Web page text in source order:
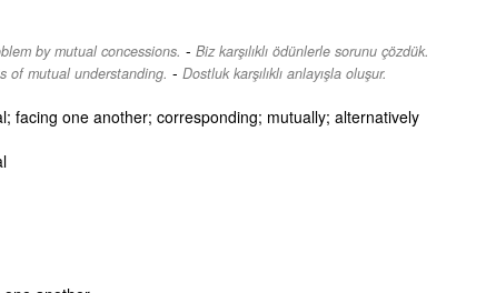
by mutual concessions. - Biz karşılıklı ödünlerle sorunu çözdük.
of mutual understanding. - Dostluk karşılıklı anlayışla oluşur.
facing one another; corresponding; mutually; alternatively